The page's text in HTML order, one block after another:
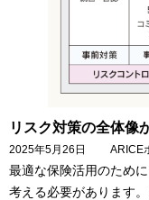
リスク対策の全体像
2025年5月26日 ARICE
最適な保険活用のため
考える必要があります